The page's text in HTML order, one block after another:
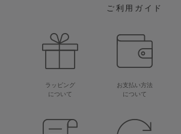
ご利用ガイド
ラッピング
について
お支払い方法
について